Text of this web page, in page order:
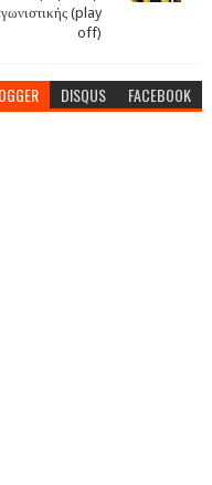
(play
off)
DISQUS FACEBOOK